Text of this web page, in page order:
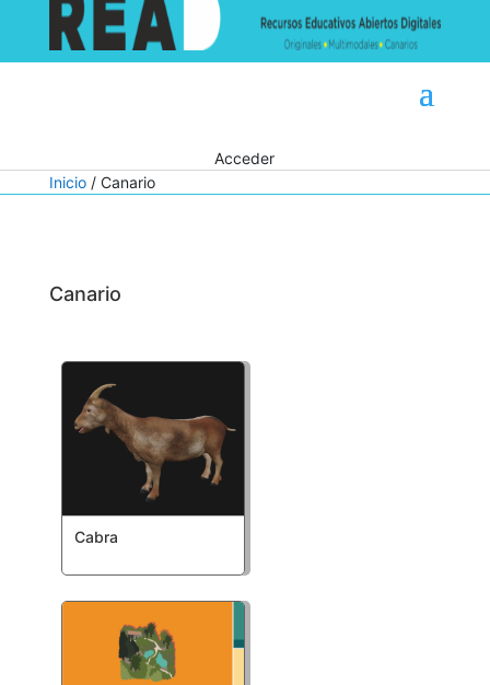
Acceder
Inicio/ Canario
Canario
Cabra